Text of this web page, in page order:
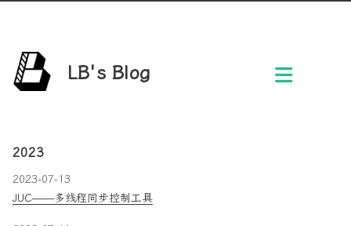
LB's Blog
2023
2023-07-13
JUC——多线程同步控制工具